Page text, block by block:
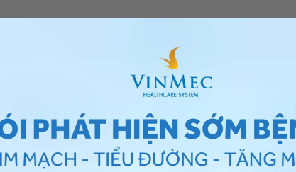
những môn thể thao, bài tập nặng).
phút
khi ngủ.
thoại khoảng 1 giờ trước khi đi ngủ.